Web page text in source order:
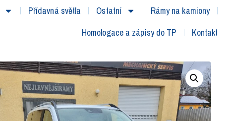
Přídavná světla Ostatní
Rámy na kamiony
Homologace a zápisy do TP
Kontakt